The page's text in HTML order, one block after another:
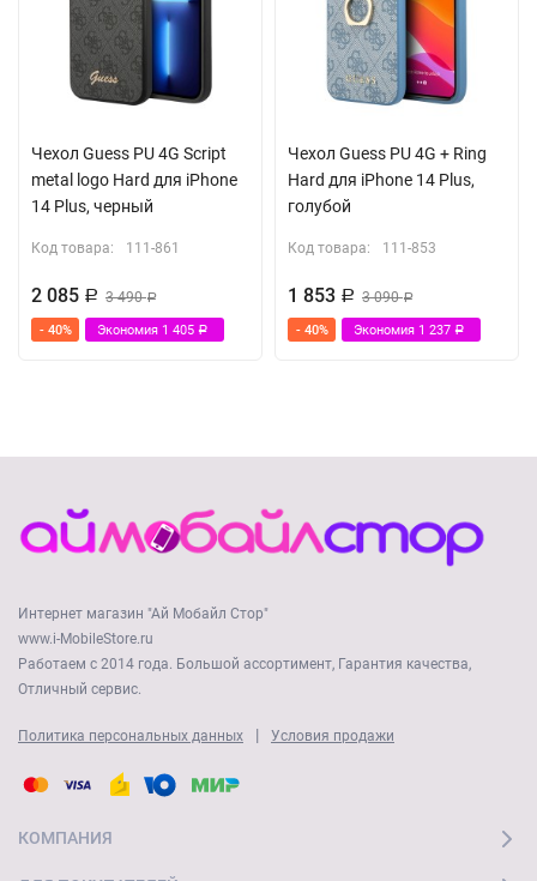
Чехол Guess PU 4G Script
metal logo Hard для iPhone
14 Plus, черный
Код товара: 111-861
2 085 Р 3 490Р
- 40% Экономия 1 405 Р
Чехол Guess PU 4G + Ring
Hard для iPhone 14 Plus,
голубой
Код товара: 111-853
1 853 Р 3 090Р
- 40% Экономия 1 237 Р
Интернет магазин "Ай Мобайл Стор"
www.i-MobileStore.ru
Работаем с 2014 года. Большой ассортимент, Гарантия качества,
Отличный сервис.
Политика персональных данных | Условия продажи
КОМПАНИЯ